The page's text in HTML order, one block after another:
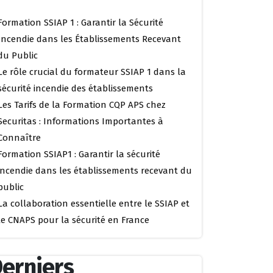
SSIAP 1 : Garantir la Sécurité
dans les Établissements Recevant
Public
rôle crucial du formateur SSIAP 1 dans la
incendie des établissements
Tarifs de la Formation CQP APS chez
: Informations Importantes à
SSIAP1 : Garantir la sécurité
dans les établissements recevant du
collaboration essentielle entre le SSIAP et
CNAPS pour la sécurité en France